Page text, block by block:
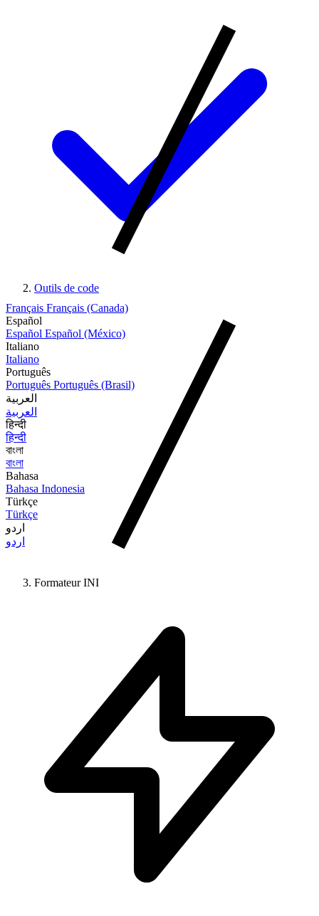
Français Français (Canada)
Español
Español Español (México)
Italiano
Italiano
Português
Português Português (Brasil)
العربية
العربية
हिन्दी
हिन्दी
বাংলা
বাংলা
Bahasa
Bahasa Indonesia
Türkçe
Türkçe
اردو
اردو
Outils de code
Formateur INI